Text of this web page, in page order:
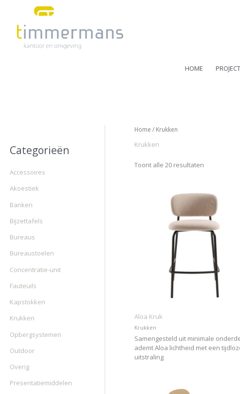
inhoud
HOME
Categorieën
Accessoires
Akoestiek
Banken
Bijzettafels
Bureaus
Bureaustoelen
Concentratie-unit
Fauteuils
Kapstokken
Krukken
Opbergsystemen
Outdoor
Overig
Presentatiemiddelen
Home / Krukken
Krukken
Toont alle 20 resultaten
Aloa Kruk
Krukken
Samengesteld uit minimale
ademt Aloa lichtheid met een
uitstraling